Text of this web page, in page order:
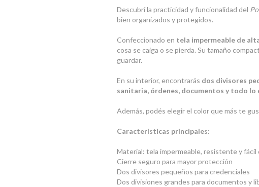
Descubrí la practicidad y funcionalidad del
bien organizados y protegidos.
Confeccionado en tela impermeable de
cosa se caiga o se pierda. Su tamaño
guardar.
En su interior, encontrarás dos divisores
sanitaria, órdenes, documentos y todo lo
Además, podés elegir el color que más te
Características principales:
Material: tela impermeable, resistente y fácil
Cierre seguro para mayor protección
Dos divisores pequeños para credenciales
Dos divisiones grandes para documentos y